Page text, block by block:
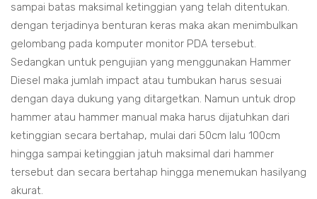
sampai batas maksimal ketinggian yang telah ditentukan.
dengan terjadinya benturan keras maka akan menimbulkan
gelombang pada komputer monitor PDA tersebut.
Sedangkan untuk pengujian yang menggunakan Hammer
Diesel maka jumlah impact atau tumbukan harus sesuai
dengan daya dukung yang ditargetkan. Namun untuk drop
hammer atau hammer manual maka harus dijatuhkan dari
ketinggian secara bertahap, mulai dari 50cm lalu 100cm
hingga sampai ketinggian jatuh maksimal dari hammer
tersebut dan secara bertahap hingga menemukan hasilyang
akurat.